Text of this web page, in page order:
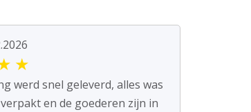
★
werd snel geleverd, alles was
en de goederen zijn in